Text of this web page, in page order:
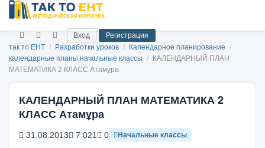
Вход
Регистрация
так то ЕНТ / Разработки уроков / Календарное планирование /
календарные планы начальные классы /
КАЛЕНДАРНЫЙ ПЛАН
МАТЕМАТИКА 2 КЛАСС Атамұра
КАЛЕНДАРНЫЙ ПЛАН МАТЕМАТИКА 2
КЛАСС Атамұра
31.08.2013 7 021 0 Начальные классы